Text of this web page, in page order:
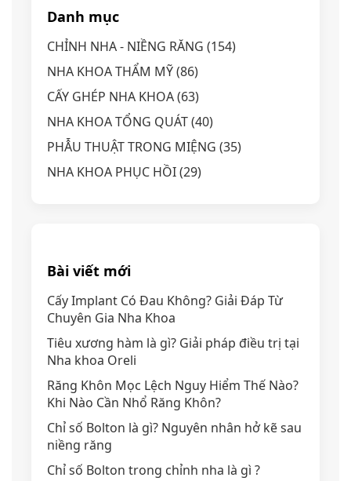
Danh mục
CHỈNH NHA - NIỀNG RĂNG (154)
NHA KHOA THẨM MỸ(86)
CẤY GHÉP NHA KHOA(63)
NHA KHOA TỔNG QUÁT(40)
PHẪU THUẬT TRONG MIỆNG (35)
NHA KHOA PHỤC HỒI(29)
Bài viết mới
Cấy Implant Có Đau Không? Giải Đáp Từ
Chuyên Gia Nha Khoa
Tiêu xương hàm là gì? Giải pháp điều trị tại
Nha khoa Oreli
Răng Khôn Mọc Lệch Nguy Hiểm Thế Nào?
Khi Nào Cần Nhổ Răng Khôn?
Chỉ số Bolton là gì? Nguyên nhân hở kẽ sau
niềng răng
Chỉ số Bolton trong chỉnh nha là gì ?